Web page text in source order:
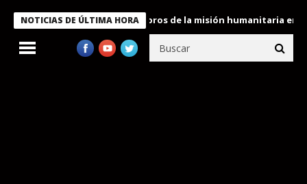
NOTICIAS DE ÚLTIMA HORA
Bukele condecora a miembros de la misión humanitaria enviada